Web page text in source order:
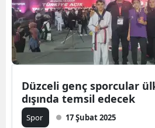
Düzceli genç sporcular
dışında temsil edecek
Spor 17 Şubat 2025